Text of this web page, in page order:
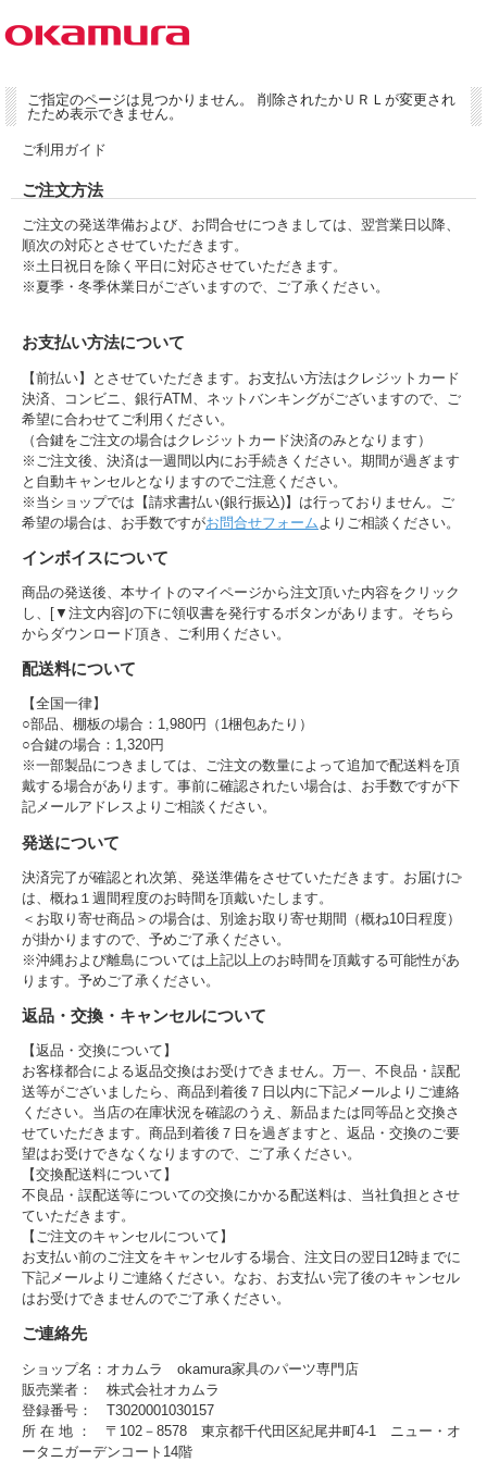
ご指定のページは見つかりません。 削除されたかＵＲＬが変更され
たため表示できません。
ご利用ガイド
ご注文方法
ご注文の発送準備および、お問合せにつきましては、翌営業日以降、
順次の対応とさせていただきます。
※土日祝日を除く平日に対応させていただきます。
※夏季・冬季休業日がございますので、ご了承ください。
お支払い方法について
【前払い】とさせていただきます。お支払い方法はクレジットカード
決済、コンビニ、銀行ATM、ネットバンキングがございますので、ご
希望に合わせてご利用ください。
（合鍵をご注文の場合はクレジットカード決済のみとなります）
※ご注文後、決済は一週間以内にお手続きください。期間が過ぎます
と自動キャンセルとなりますのでご注意ください。
※当ショップでは【請求書払い(銀行振込)】は行っておりません。ご
希望の場合は、お手数ですがお問合せフォーム よりご相談ください。
インボイスについて
商品の発送後、本サイトのマイページから注文頂いた内容をクリック
し、[▼注文内容]の下に領収書を発行するボタンがあります。そちら
からダウンロード頂き、ご利用ください。
配送料について
【全国一律】
○部品、棚板の場合：1,980円（1梱包あたり）
○合鍵の場合：1,320円
※一部製品につきましては、ご注文の数量によって追加で配送料を頂
戴する場合があります。事前に確認されたい場合は、お手数ですが下
記メールアドレスよりご相談ください。
発送について
決済完了が確認とれ次第、発送準備をさせていただきます。お届けに
は、概ね１週間程度のお時間を頂戴いたします。
＜お取り寄せ商品＞の場合は、別途お取り寄せ期間（概ね10日程度）
が掛かりますので、予めご了承ください。
※沖縄および離島については上記以上のお時間を頂戴する可能性があ
ります。予めご了承ください。
返品・交換・キャンセルについて
【返品・交換について】
お客様都合による返品交換はお受けできません。万一、不良品・誤配
送等がございましたら、商品到着後７日以内に下記メールよりご連絡
ください。当店の在庫状況を確認のうえ、新品または同等品と交換さ
せていただきます。商品到着後７日を過ぎますと、返品・交換のご要
望はお受けできなくなりますので、ご了承ください。
【交換配送料について】
不良品・誤配送等についての交換にかかる配送料は、当社負担とさせ
ていただきます。
【ご注文のキャンセルについて】
お支払い前のご注文をキャンセルする場合、注文日の翌日12時までに
下記メールよりご連絡ください。なお、お支払い完了後のキャンセル
はお受けできませんのでご了承ください。
ご連絡先
ショップ名：オカムラ okamura家具のパーツ専門店
販売業者： 株式会社オカムラ
登録番号： T3020001030157
所 在 地 ： 〒102－8578 東京都千代田区紀尾井町4-1 ニュー・オ
ータニガーデンコート14階